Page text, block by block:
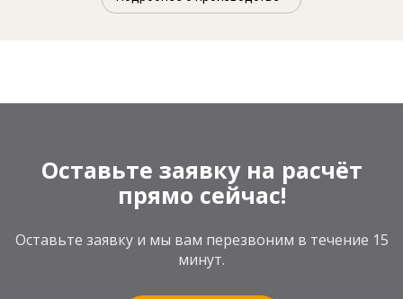
Оставьте заявку на расчёт
прямо сейчас!
Оставьте заявку и мы вам перезвоним в течение 15
минут.